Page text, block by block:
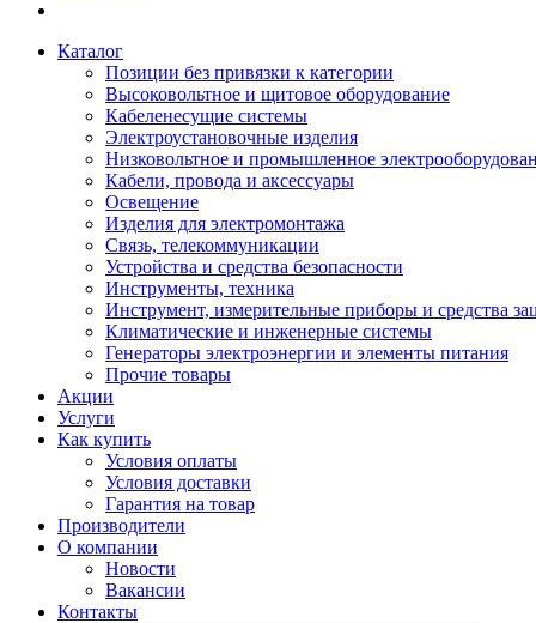
Каталог
Позиции без привязки к категории
Высоковольтное и щитовое оборудование
Кабеленесущие системы
Электроустановочные изделия
Низковольтное и промышленное
Кабели, провода и аксессуары
Освещение
Изделия для электромонтажа
Связь, телекоммуникации
Устройства и средства безопасности
Инструменты, техника
Инструмент, измерительные приборы и средства
Климатические и инженерные системы
Генераторы электроэнергии и элементы питания
Прочие товары
Акции
Услуги
Как купить
Условия оплаты
Условия доставки
Гарантия на товар
Производители
О компании
Новости
Вакансии
Контакты